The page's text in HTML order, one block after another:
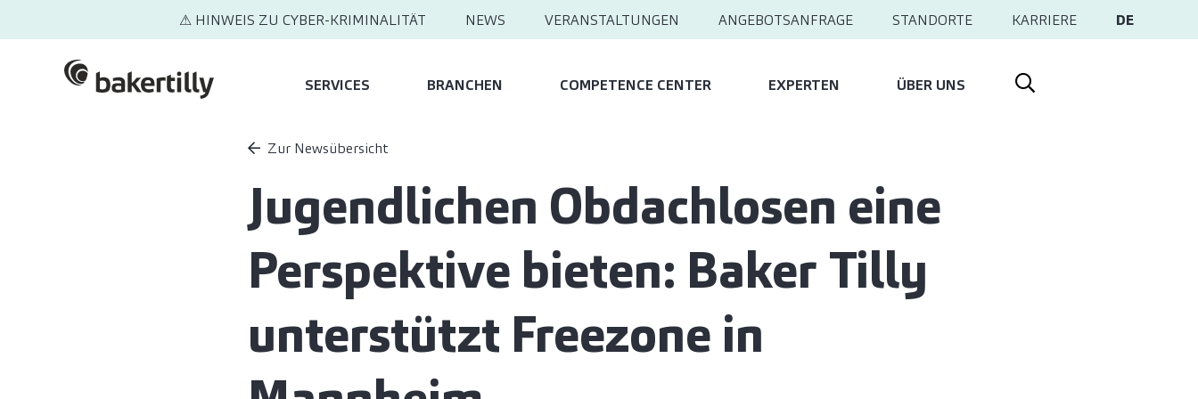
⚠ HINWEIS ZU CYBER-KRIMINALITÄT NEWS VERANSTALTUNGEN ANGEBOTSANFRAGE STANDORTE KARRIERE DE
SERVICES BRANCHEN COMPETENCE CENTER EXPERTEN ÜBER UNS
Zur Newsübersicht
Jugendlichen Obdachlosen eine
Perspektive bieten: Baker Tilly
unterstützt Freezone in